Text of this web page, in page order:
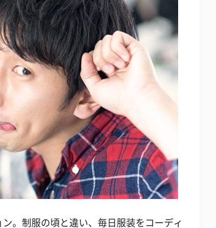
。制服の頃と違い、毎日服装をコーディ